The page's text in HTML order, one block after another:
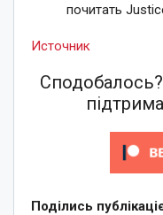
почитать
Источник
Поділись